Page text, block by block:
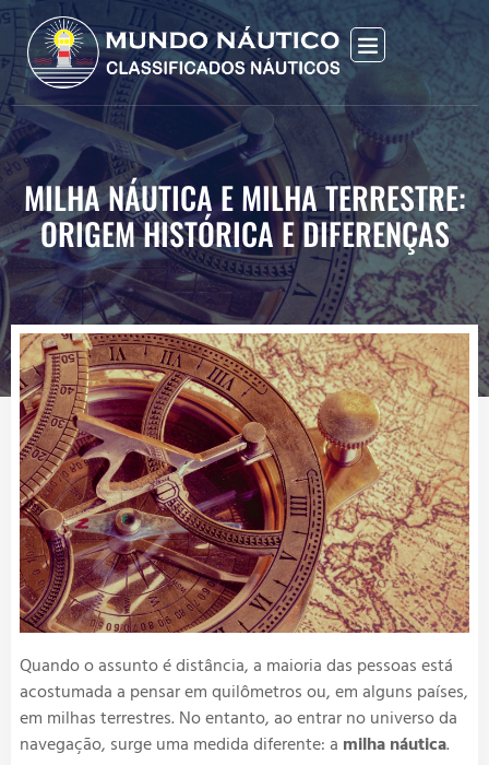
MILHA NÁUTICA E MILHA TERRESTRE:
ORIGEM HISTÓRICA E DIFERENÇAS
Quando o assunto é distância, a maioria das pessoas está
acostumada a pensar em quilômetros ou, em alguns países,
em milhas terrestres. No entanto, ao entrar no universo da
navegação, surge uma medida diferente: a milha náutica.